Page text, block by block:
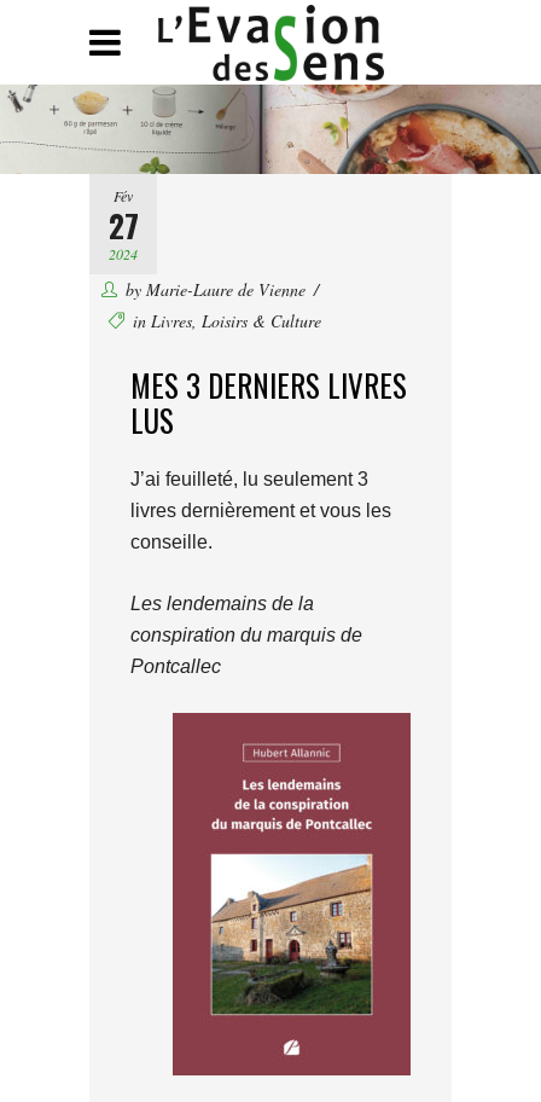
Fév
27
2024
by Marie-Laure de Vienne
in Livres Loisirs & Culture
MES 3 DERNIERS LIVRES
LUS
J’ai feuilleté, lu seulement 3
livres dernièrement et vous les
conseille.
Les lendemains de la
conspiration du marquis de
Pontcallec